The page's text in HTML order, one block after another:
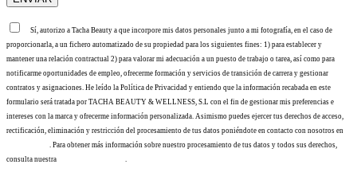
Sí, autorizo a Tacha Beauty a que incorpore mis datos personales junto a mi fotografía, en el caso de
proporcionarla, a un fichero automatizado de su propiedad para los siguientes fines: 1) para establecer y
mantener una relación contractual 2) para valorar mi adecuación a un puesto de trabajo o tarea, así como para
notificarme oportunidades de empleo, ofrecerme formación y servicios de transición de carrera y gestionar
contratos y asignaciones. He leído la Política de Privacidad y entiendo que la información recabada en este
formulario será tratada por TACHA BEAUTY & WELLNESS, S.L con el fin de gestionar mis preferencias e
intereses con la marca y ofrecerme información personalizada. Asimismo puedes ejercer tus derechos de acceso,
rectificación, eliminación y restricción del procesamiento de tus datos poniéndote en contacto con nosotros en
. Para obtener más información sobre nuestro procesamiento de tus datos y todos sus derechos,
consulta nuestra